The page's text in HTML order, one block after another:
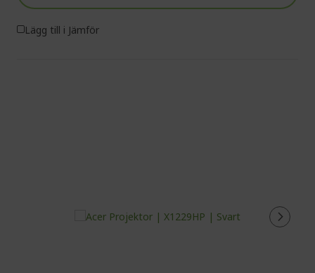
Lägg till i Jämför